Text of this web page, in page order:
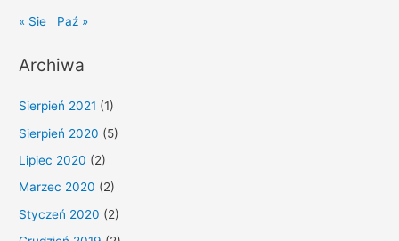
« Sie Paź »
Archiwa
Sierpień 2021 (1)
Sierpień 2020 (5)
Lipiec 2020 (2)
Marzec 2020 (2)
Styczeń 2020 (2)